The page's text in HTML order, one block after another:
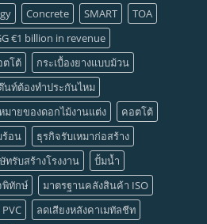
Concrete SMART
TOA
€1 billion in revenue
ตโต้
กระเบื้องยางแบบม้วน
นท์ต้องทำประกันไหม
มายของดอกไม้งานแต่ง
คอตโต้
อน
ธุรกิจรับเหมาก่อสร้าง
ทรับสร้างโรงงาน
ปั้มน้ำ
พิทักษ์
มาตรฐานคลังสินค้า ISO
ลดเสียงหลังคาเมทัลชีท